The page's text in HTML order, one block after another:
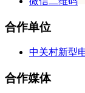
合作单位
中关村新型
合作媒体